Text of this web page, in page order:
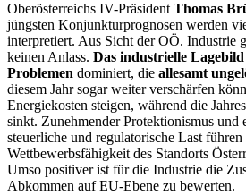
Oberösterreichs IV-PräsidentThomas
jüngsten Konjunkturprognosen werden
interpretiert. Aus Sicht der OÖ. Industrie
keinen Anlass. Das industrielle Lagebild
Problemen dominiert, die allesamt
diesem Jahr sogar weiter verschärfen
Energiekosten steigen, während die
sinkt. Zunehmender Protektionismus und
steuerliche und regulatorische Last
Wettbewerbsfähigkeit des Standorts
Umso positiver ist für die Industrie die
Abkommen auf EU-Ebene zu bewerten.